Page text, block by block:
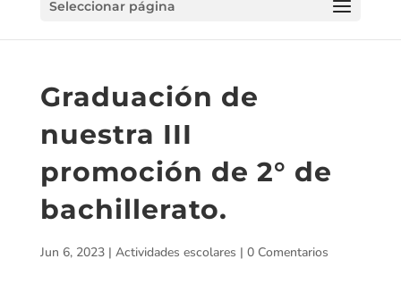
Seleccionar página
Graduación de
nuestra III
promoción de 2° de
bachillerato.
Jun 6, 2023| Actividades escolares | 0 Comentarios